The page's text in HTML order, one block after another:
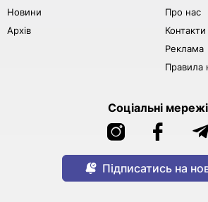
Новини
Архів
Про нас
Контакти
Реклама
Правила
Соціальні мережі
Підписатись на